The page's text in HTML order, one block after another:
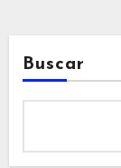
Buscar